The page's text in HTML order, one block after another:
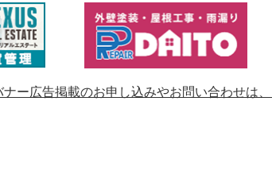
ナー広告掲載のお申し込みやお問い合わせは、